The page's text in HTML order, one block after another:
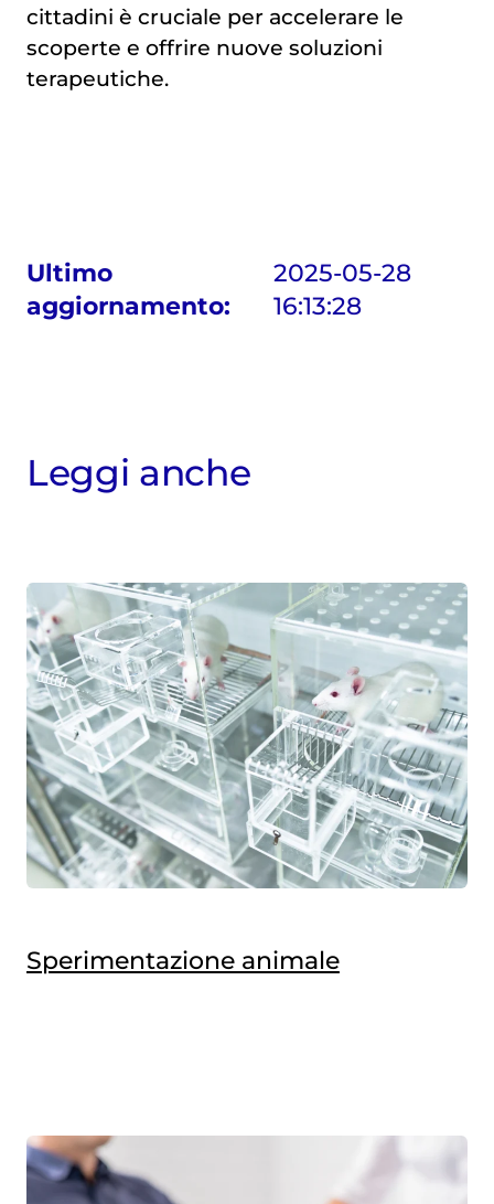
Leggi anche
Sperimentazione animale
cittadini è cruciale per accelerare le
scoperte e offrire nuove soluzioni
terapeutiche.
Ultimo
aggiornamento:
2025-05-28
16:13:28